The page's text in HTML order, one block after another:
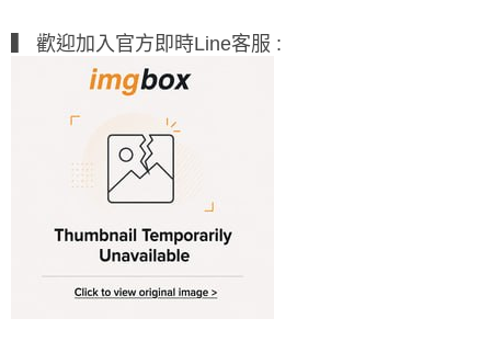
▍ 歡迎加入官方即時Line客服 :